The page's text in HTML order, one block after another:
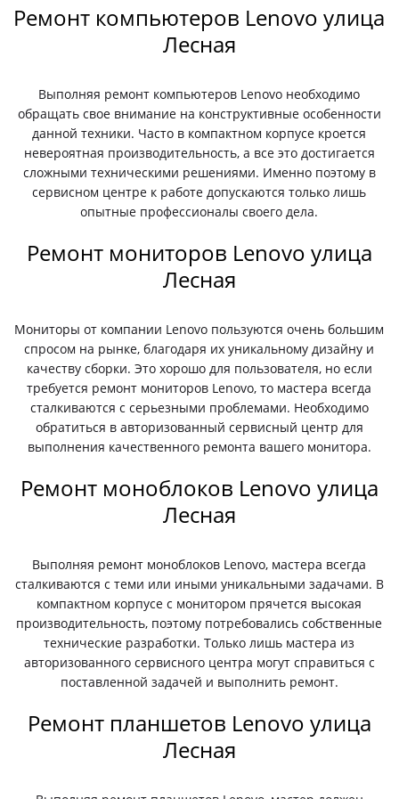
Ремонт компьютеров Lenovo улица
Лесная
Выполняя ремонт компьютеров Lenovo необходимо
обращать свое внимание на конструктивные особенности
данной техники. Часто в компактном корпусе кроется
невероятная производительность, а все это достигается
сложными техническими решениями. Именно поэтому в
сервисном центре к работе допускаются только лишь
опытные профессионалы своего дела.
Ремонт мониторов Lenovo улица
Лесная
Мониторы от компании Lenovo пользуются очень большим
спросом на рынке, благодаря их уникальному дизайну и
качеству сборки. Это хорошо для пользователя, но если
требуется ремонт мониторов Lenovo, то мастера всегда
сталкиваются с серьезными проблемами. Необходимо
обратиться в авторизованный сервисный центр для
выполнения качественного ремонта вашего монитора.
Ремонт моноблоков Lenovo улица
Лесная
Выполняя ремонт моноблоков Lenovo, мастера всегда
сталкиваются с теми или иными уникальными задачами. В
компактном корпусе с монитором прячется высокая
производительность, поэтому потребовались собственные
технические разработки. Только лишь мастера из
авторизованного сервисного центра могут справиться с
поставленной задачей и выполнить ремонт.
Ремонт планшетов Lenovo улица
Лесная